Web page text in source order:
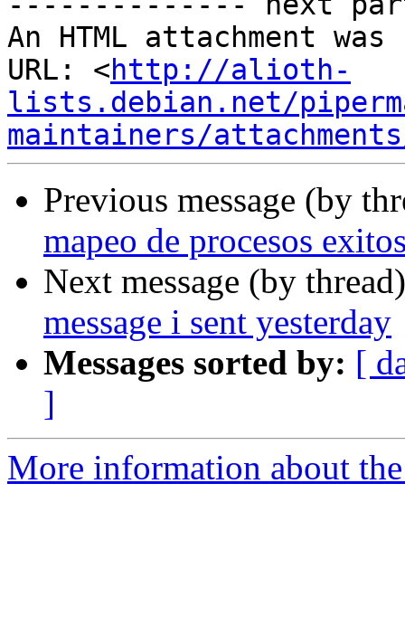
An HTML attachment
URL: <http://alioth-
lists.debian.net/
maintainers/
Previous message (by
mapeo de procesos
Next message (by
message i sent yesterday
Messages sorted by: [
]
More information about